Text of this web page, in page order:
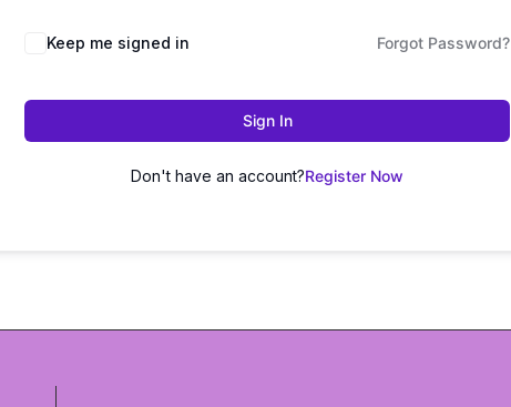
Keep me signed in Forgot Password?
Sign In
Don't have an account?Register Now